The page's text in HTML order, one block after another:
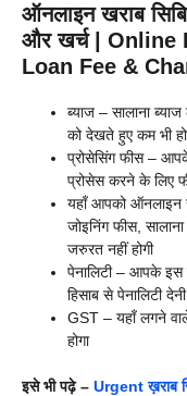
ऑनलाइन खराब
और खर्च | Online
Loan Fee &
ब्याज – सालाना
को देखते हुए कम भी
प्रोसेसिंग फीस –
प्रोसेस करने के लिए
यहाँ आपको ऑनलाइन
जोइनिंग फीस,
जरुरत नहीं होगी
पेनालिटी – आपके इस
हिसाब से पेनालिटी
GST – यहाँ लगने
होगा
इसे भी पढ़े – Urgent ख़राब